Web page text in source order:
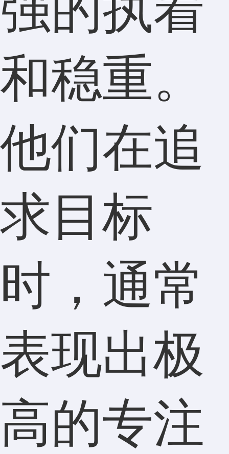
和稳重。
他们在追
求目标
时，通常
表现出极
高的专注